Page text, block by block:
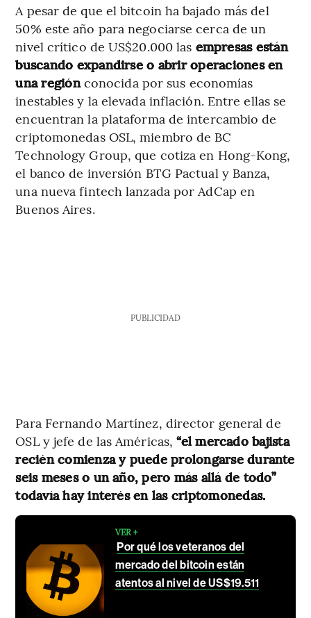
A pesar de que el bitcoin ha bajado más del
50% este año para negociarse cerca de un
nivel crítico de US$20.000 las empresas están
buscando expandirse o abrir operaciones en
una regiónconocida por sus economías
inestables y la elevada inflación. Entre ellas se
encuentran la plataforma de intercambio de
criptomonedas OSL, miembro de BC
Technology Group, que cotiza en Hong-Kong,
el banco de inversión BTG Pactual y Banza,
una nueva fintech lanzada por AdCap en
Buenos Aires.
PUBLICIDAD
Para Fernando Martínez, director general de
OSL y jefe de las Américas, “el mercado bajista
recién comienza y puede prolongarse durante
seis meses o un año, pero más allá de todo”
todavía hay interés en las criptomonedas.
VER +
Por qué los veteranos del
mercado del bitcoin están
atentos al nivel de US$19.511